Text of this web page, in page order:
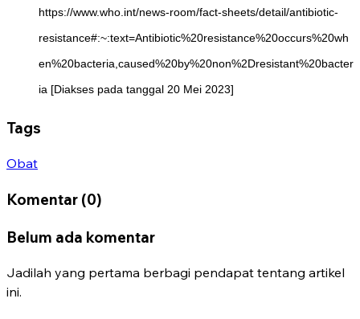
https://www.who.int/news-room/fact-sheets/detail/antibiotic-
resistance#:~:text=Antibiotic%20resistance%20occurs%20wh
en%20bacteria,caused%20by%20non%2Dresistant%20bacter
ia [Diakses pada tanggal 20 Mei 2023]
Tags
Obat
Komentar (0)
Belum ada komentar
Jadilah yang pertama berbagi pendapat tentang artikel
ini.